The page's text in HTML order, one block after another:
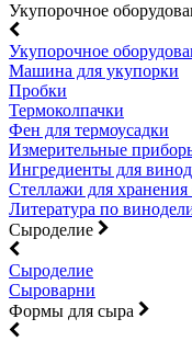
Укупорочное
Укупорочное
Машина для укупорки
Пробки
Термоколпачки
Фен для термоусадки
Измерительные
Ингредиенты для
Стеллажи для хранения
Литература по
Сыроделие
Сыроделие
Сыроварни
Формы для сыра